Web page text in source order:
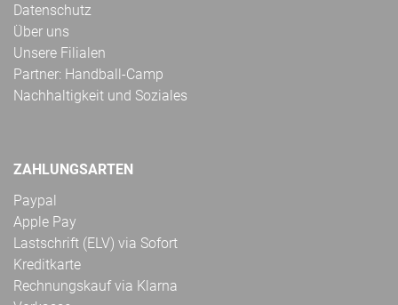
Datenschutz
Über uns
Unsere Filialen
Partner: Handball-Camp
Nachhaltigkeit und Soziales
ZAHLUNGSARTEN
Paypal
Apple Pay
Lastschrift (ELV) via Sofort
Kreditkarte
Rechnungskauf via Klarna